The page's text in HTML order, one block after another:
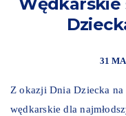
31
Z okazji Dnia Dziecka
wędkarskie dla